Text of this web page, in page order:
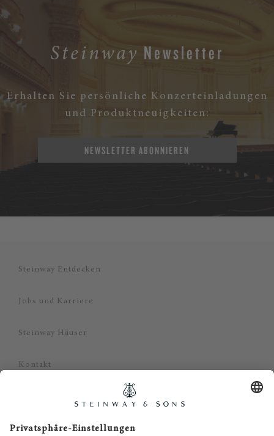
Steinway Newsletter
Erhalten Sie persönliche Konzerteinladungen
und Produktneuigkeiten:
NEWSLETTER ABONNIEREN
Steinway Entdecken
Jobs und Karriere
Steinway Häuser
Kontakt
Impressum